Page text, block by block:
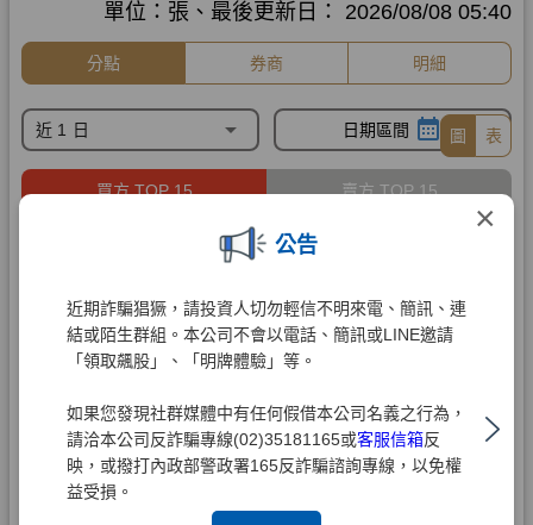
×
公告
近期詐騙猖獗，請投資人切勿輕信不明來電、簡訊、連
結或陌生群組。本公司不會以電話、簡訊或LINE邀請
「領取飆股」、「明牌體驗」等。
如果您發現社群媒體中有任何假借本公司名義之行為，
請洽本公司反詐騙專線(02)35181165或客服信箱反
映，或撥打內政部警政署165反詐騙諮詢專線，以免權
益受損。